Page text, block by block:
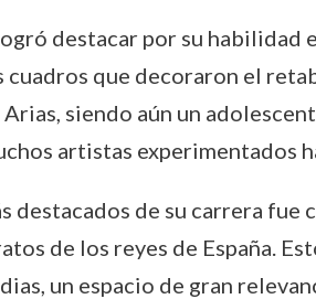
destacar por su habilidad
que decoraron el
siendo aún un
artistas experimentados
destacados de su carrera
de los reyes de España.
un espacio de gran